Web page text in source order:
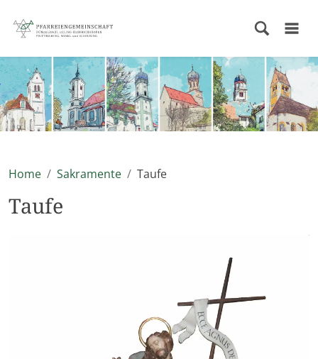
Home Sakramente Taufe
Taufe